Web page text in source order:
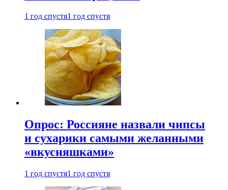
1 год спустя1 год спустя
Опрос: Россияне назвали чипсы
и сухарики самыми желанными
«вкусняшками»
1 год спустя1 год спустя